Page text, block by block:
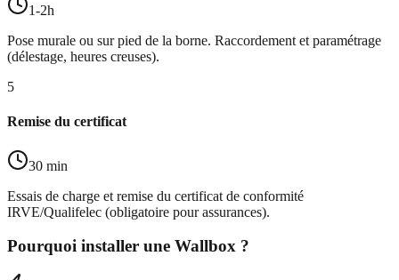
1-2h
Pose murale ou sur pied de la borne. Raccordement et paramétrage
(délestage, heures creuses).
5
Remise du certificat
30 min
Essais de charge et remise du certificat de conformité
IRVE/Qualifelec (obligatoire pour assurances).
Pourquoi installer une Wallbox ?